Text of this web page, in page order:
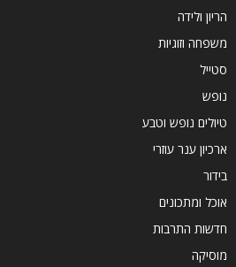
הריון ולידה
משפחה וזוגיות
סטייל
נופש
טיולים נופש וטבע
ארכיון ענר עוזרי
בידור
אוכל ומתכונים
חדשות התרבות
מוסיקה